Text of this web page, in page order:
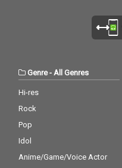
Genre-All Genres
Hi-res
Rock
Pop
Idol
Anime/Game/Voice Actor